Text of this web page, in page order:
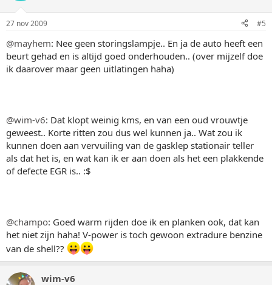
27 nov 2009 #5
@mayhem: Nee geen storingslampje.. En ja de auto heeft een
beurt gehad en is altijd goed onderhouden.. (over mijzelf doe
ik daarover maar geen uitlatingen haha)
@wim-v6: Dat klopt weinig kms, en van een oud vrouwtje
geweest.. Korte ritten zou dus wel kunnen ja.. Wat zou ik
kunnen doen aan vervuiling van de gasklep stationair teller
als dat het is, en wat kan ik er aan doen als het een plakkende
of defecte EGR is.. :$
@champo: Goed warm rijden doe ik en planken ook, dat kan
het niet zijn haha! V-power is toch gewoon extradure benzine
van de shell??
wim-v6